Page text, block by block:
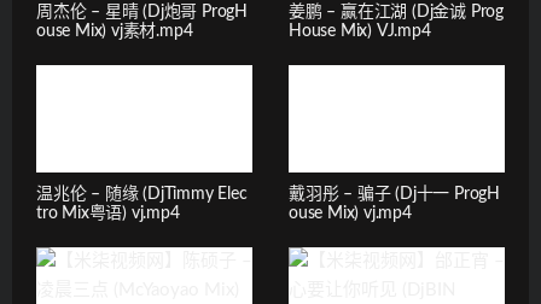
周杰伦 – 星晴 (Dj炮哥 ProgH
ouse Mix) vj素材.mp4
姜鹏 – 赢在江湖 (Dj金诚 Prog
House Mix) VJ.mp4
温兆伦 – 随缘 (DjTimmy Elec
tro Mix粤语) vj.mp4
戴羽彤 – 骗子 (Dj十一 ProgH
ouse Mix) vj.mp4